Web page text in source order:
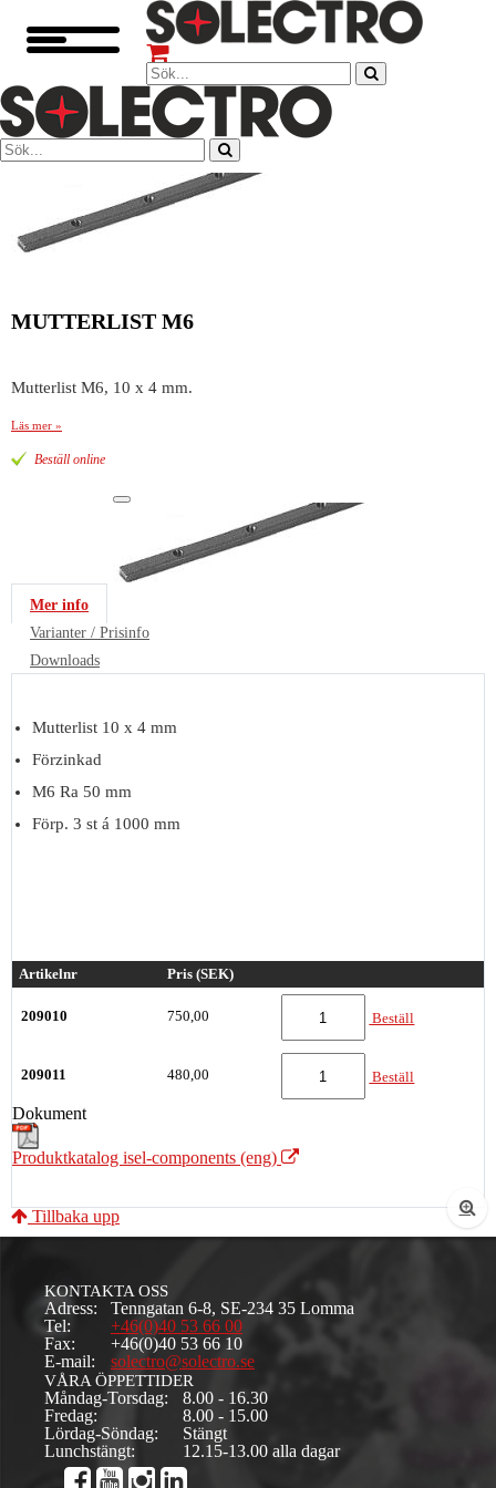
MUTTERLIST M6
Mutterlist M6, 10 x 4 mm.
Läs mer »
Beställ online
Mer info
Varianter / Prisinfo
Downloads
Mutterlist 10 x 4 mm
Förzinkad
M6 Ra 50 mm
Förp. 3 st á 1000 mm
Artikelnr Pris (SEK)
209010 750,00 Beställ
209011 480,00 Beställ
Dokument
Produktkatalog isel-components (eng)
Tillbaka upp
KONTAKTA OSS
Adress:
Tenngatan 6-8, SE-234 35 Lomma
Tel:
+46(0)40 53 66 00
Fax:
+46(0)40 53 66 10
E-mail:
solectro@solectro.se
VÅRA ÖPPETTIDER
Måndag-Torsdag:
8.00 - 16.30
Fredag:
8.00 - 15.00
Lördag-Söndag:
Stängt
Lunchstängt:
12.15-13.00 alla dagar